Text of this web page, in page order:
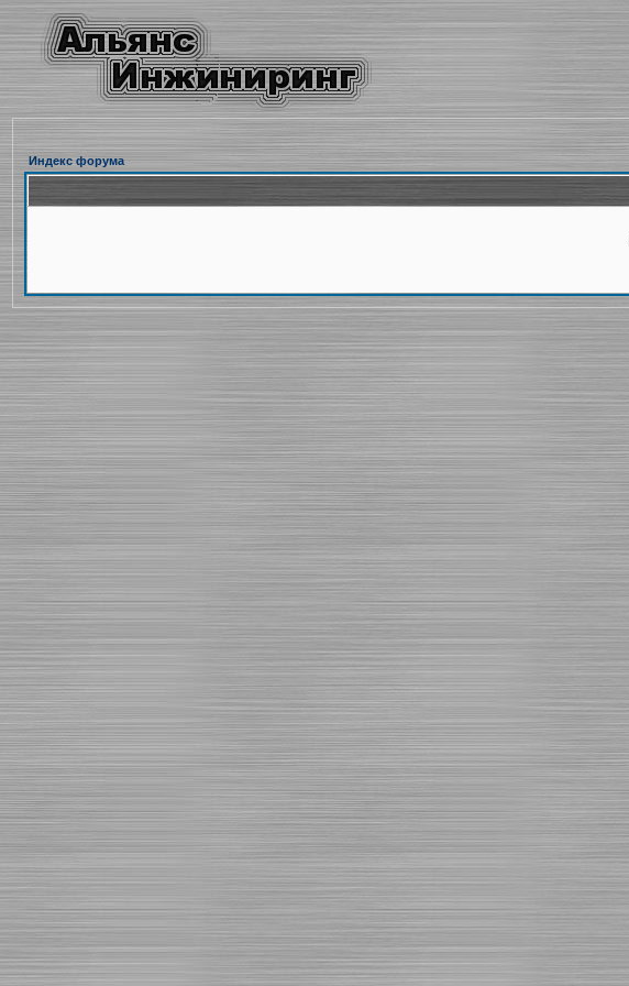
Индекс форума